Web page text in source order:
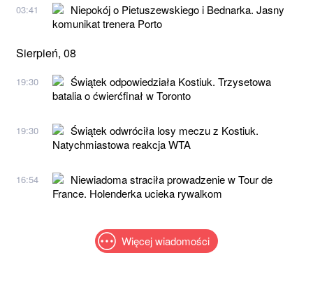
03:41
Niepokój o Pietuszewskiego i Bednarka. Jasny
komunikat trenera Porto
Sierpień, 08
19:30
Świątek odpowiedziała Kostiuk. Trzysetowa
batalia o ćwierćfinał w Toronto
19:30
Świątek odwróciła losy meczu z Kostiuk.
Natychmiastowa reakcja WTA
16:54
Niewiadoma straciła prowadzenie w Tour de
France. Holenderka ucieka rywalkom
Więcej wiadomości